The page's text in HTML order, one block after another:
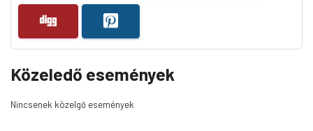
Közeledő események
Nincsenek közelgő események